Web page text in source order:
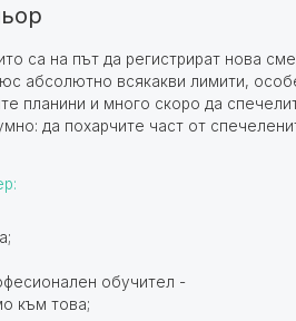
са на път да регистрират нова
абсолютно всякакви лимити,
планини и много скоро да
да похарчите част от
обучител -
към това;